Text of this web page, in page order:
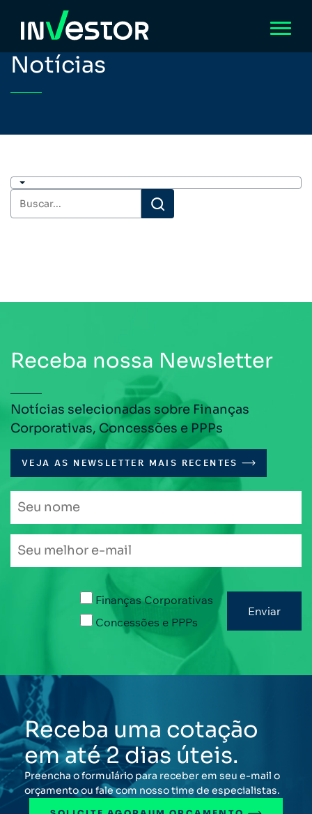
Notícias
Receba nossa Newsletter
Notícias selecionadas sobre Finanças
Corporativas, Concessões e PPPs
VEJA AS NEWSLETTER MAIS RECENTES
Finanças Corporativas
Concessões e PPPs
Receba uma cotação
em até 2 dias úteis.
Preencha o formulário para receber em seu e-mail o
orçamento ou fale com nosso time de especialistas.